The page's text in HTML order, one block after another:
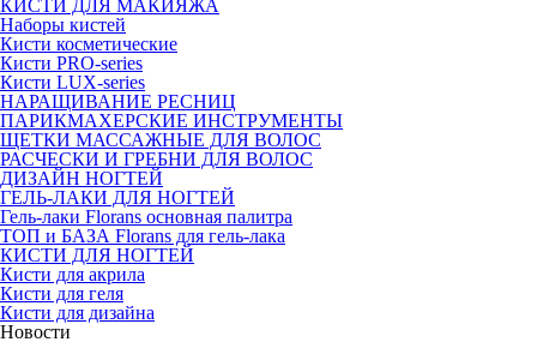
КИСТИ ДЛЯ МАКИЯЖА
Наборы кистей
Кисти косметические
Кисти PRO-series
Кисти LUX-series
НАРАЩИВАНИЕ РЕСНИЦ
ПАРИКМАХЕРСКИЕ ИНСТРУМЕНТЫ
ЩЕТКИ МАССАЖНЫЕ ДЛЯ ВОЛОС
РАСЧЕСКИ И ГРЕБНИ ДЛЯ ВОЛОС
ДИЗАЙН НОГТЕЙ
ГЕЛЬ-ЛАКИ ДЛЯ НОГТЕЙ
Гель-лаки Florans основная палитра
ТОП и БАЗА Florans для гель-лака
КИСТИ ДЛЯ НОГТЕЙ
Кисти для акрила
Кисти для геля
Кисти для дизайна
Новости